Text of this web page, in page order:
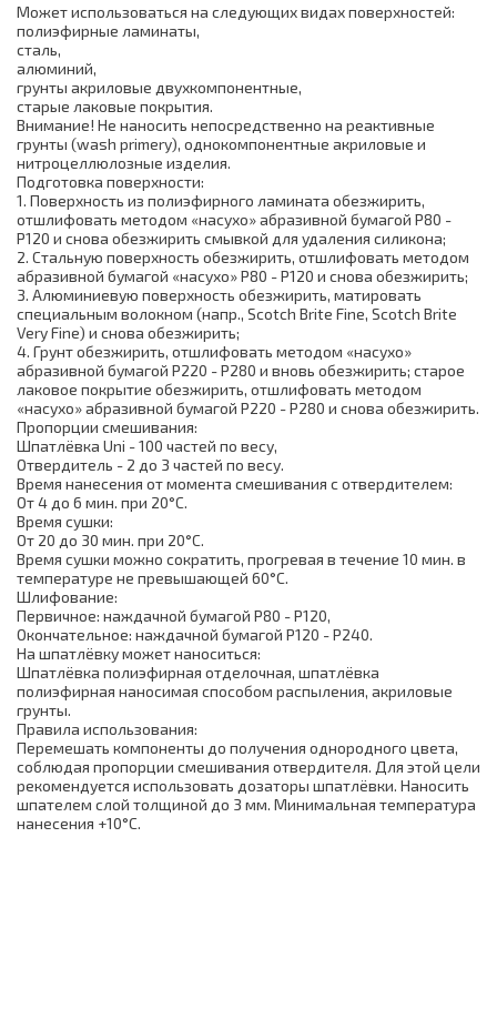
Может использоваться на следующих видах поверхностей:
полиэфирные ламинаты,
сталь,
алюминий,
грунты акриловые двухкомпонентные,
старые лаковые покрытия.
Внимание! Не наносить непосредственно на реактивные
грунты (wash primery), однокомпонентные акриловые и
нитроцеллюлозные изделия.
Подготовка поверхности:
1. Поверхность из полиэфирного ламината обезжирить,
отшлифовать методом «насухо» абразивной бумагой Р80 -
Р120 и снова обезжирить cмывкой для удаления силикона;
2. Стальную поверхность обезжирить, отшлифовать методом
абразивной бумагой «насухо» Р80 - Р120 и снова обезжирить;
3. Алюминиевую поверхность обезжирить, матировать
специальным волокном (напр., Scotch Brite Fine, Scotch Brite
Very Fine) и снова обезжирить;
4. Грунт обезжирить, отшлифовать методом «насухо»
абразивной бумагой Р220 - Р280 и вновь обезжирить; старое
лаковое покрытие обезжирить, отшлифовать методом
«насухо» абразивной бумагой Р220 - Р280 и снова обезжирить.
Пропорции смешивания:
Шпатлёвка Uni - 100 частей по весу,
Отвердитель - 2 до 3 частей по весу.
Время нанесения от момента смешивания с отвердителем:
От 4 до 6 мин. при 20°C.
Время сушки:
От 20 до 30 мин. при 20°C.
Время сушки можно сократить, прогревая в течение 10 мин. в
температуре не превышающей 60°С.
Шлифование:
Первичное: наждачной бумагой P80 - P120,
Окончательное: наждачной бумагой P120 - P240.
На шпатлёвку может наноситься:
Шпатлёвка полиэфирная отделочная, шпатлёвка
полиэфирная наносимая способом распыления, акриловые
грунты.
Правила использования:
Перемешать компоненты до получения однородного цвета,
соблюдая пропорции смешивания отвердителя. Для этой цели
рекомендуется использовать дозаторы шпатлёвки. Наносить
шпателем слой толщиной до 3 мм. Минимальная температура
нанесения +10°С.